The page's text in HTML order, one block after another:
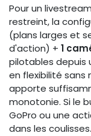
Pour un
restreint, la
(plans larges et
d'action) + 1
pilotables
en flexibilité sans
apporte
monotonie. Si le
GoPro ou une
dans les coulisses.